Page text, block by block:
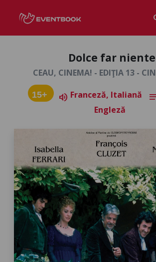
Dolce far niente
CEAU, CINEMA! - EDIŢIA 13 -
15+ volume_up Franceză, Italiană
Engleză